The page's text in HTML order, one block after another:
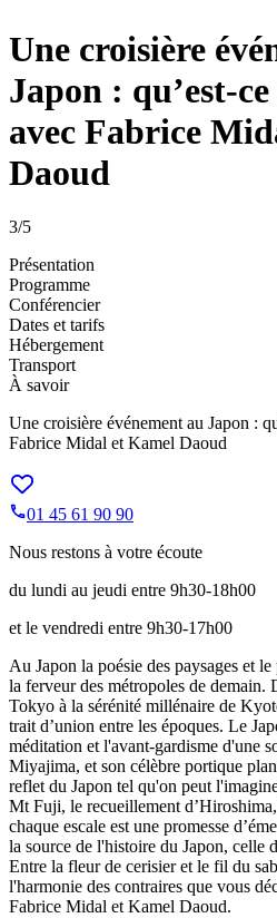
Une croisière
Japon : qu’est-
avec Fabrice
Daoud
3/5
Présentation
Programme
Conférencier
Dates et tarifs
Hébergement
Transport
À savoir
Une croisière événement au Japon :
Fabrice Midal et Kamel Daoud
01 45 61 90 90
Nous restons à votre écoute
du lundi au jeudi entre 9h30-18h00
et le vendredi entre 9h30-17h00
Au Japon la poésie des paysages et
la ferveur des métropoles de demain.
Tokyo à la sérénité millénaire de
trait d’union entre les époques. Le
méditation et l'avant-gardisme d'une
Miyajima, et son célèbre portique
reflet du Japon tel qu'on peut
Mt Fuji, le recueillement
chaque escale est une promesse
la source de l'histoire du Japon, celle
Entre la fleur de cerisier et le fil du
l'harmonie des contraires que vous
Fabrice Midal et Kamel Daoud.